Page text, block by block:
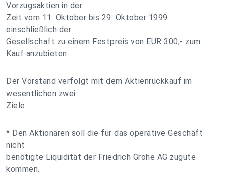
Vorzugsaktien in der
Zeit vom 11. Oktober bis 29. Oktober 1999
einschließlich der
Gesellschaft zu einem Festpreis von EUR 300,- zum
Kauf anzubieten.
Der Vorstand verfolgt mit dem Aktienrückkauf im
wesentlichen zwei
Ziele:
* Den Aktionären soll die für das operative Geschäft
nicht
benötigte Liquidität der Friedrich Grohe AG zugute
kommen.